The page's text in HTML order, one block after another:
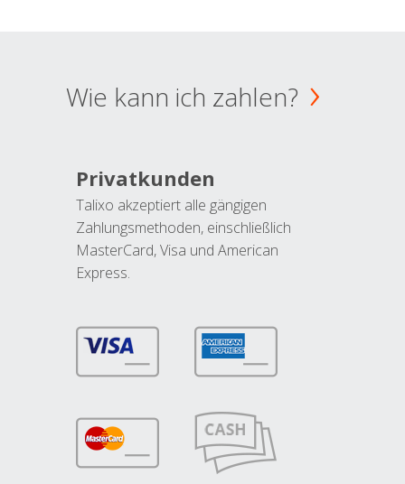
Wie kann ich zahlen?
Privatkunden
Talixo akzeptiert alle gängigen
Zahlungsmethoden, einschließlich
MasterCard, Visa und American
Express.